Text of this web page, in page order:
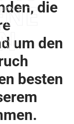
die
um den
besten